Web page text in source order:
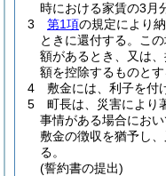
時における家賃の3月
3
第1項の規定により
ときに還付する。
こ
額があるとき、又は
額を控除するものとす
4
敷金には、利子を付
5
町長は、災害により
事情がある場合にお
敷金の徴収を猶予し
る。
(誓約書の提出)